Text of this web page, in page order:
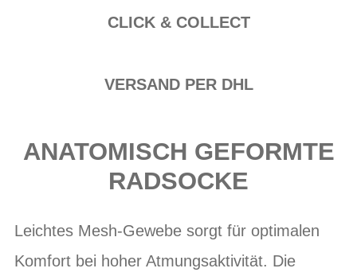
CLICK & COLLECT
VERSAND PER DHL
ANATOMISCH GEFORMTE
RADSOCKE
Leichtes Mesh-Gewebe sorgt für optimalen
Komfort bei hoher Atmungsaktivität. Die